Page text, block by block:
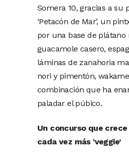
Somera 10, gracias a su
‘Petacón de Mar’, un
por una base de plátano
guacamole casero,
láminas de zanahoria
nori y pimentón,
combinación que ha
paladar el púbico.
Un concurso que
cada vez más ‘veggie’